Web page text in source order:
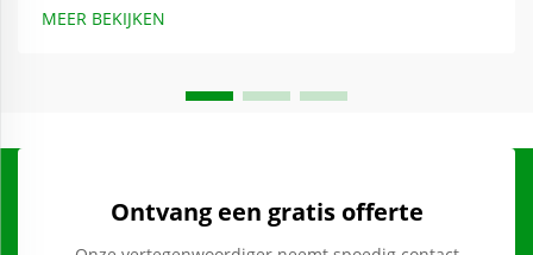
MEER BEKIJKEN
Ontvang een gratis offerte